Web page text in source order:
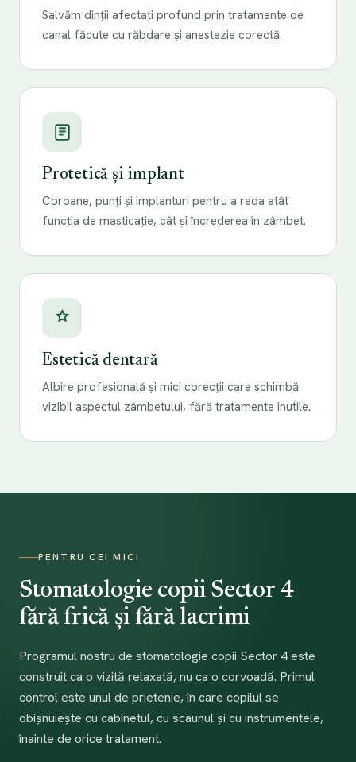
Salvăm dinții afectați profund prin tratamente de
canal făcute cu răbdare și anestezie corectă.
Protetică și implant
Coroane, punți și implanturi pentru a reda atât
funcția de masticație, cât și încrederea în zâmbet.
Estetică dentară
Albire profesională și mici corecții care schimbă
vizibil aspectul zâmbetului, fără tratamente inutile.
PENTRU CEI MICI
Stomatologie copii Sector 4
fără frică și fără lacrimi
Programul nostru de stomatologie copii Sector 4 este
construit ca o vizită relaxată, nu ca o corvoadă. Primul
control este unul de prietenie, în care copilul se
obișnuiește cu cabinetul, cu scaunul și cu instrumentele,
înainte de orice tratament.